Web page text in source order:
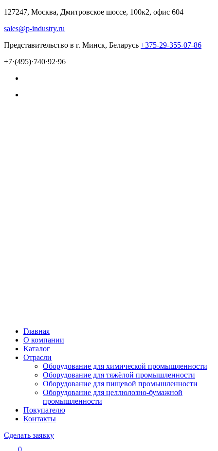
127247, Москва, Дмитровское шоссе, 100к2, офис 604
sales@p-industry.ru
Представительство в г. Минск, Беларусь +375-29-355-07-86
+7·(495)·740·92·96
Главная
О компании
Каталог
Отрасли
Оборудование для химической промышленности
Оборудование для тяжёлой промышленности
Оборудование для пищевой промышленности
Оборудование для целлюлозно-бумажной
промышленности
Покупателю
Контакты
Сделать заявку
0